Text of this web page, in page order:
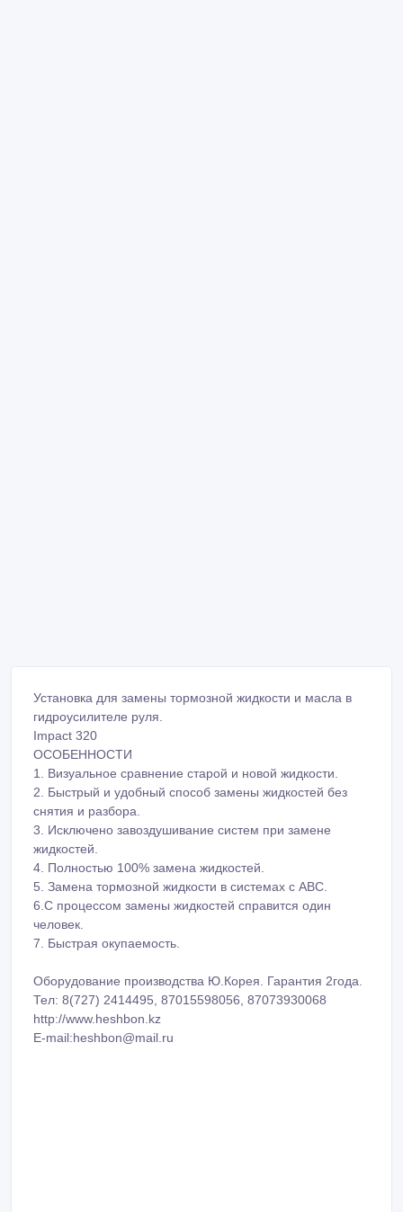
Установка для замены тормозной жидкости и масла в
гидроусилителе руля.
Impact 320
ОСОБЕННОСТИ
1. Визуальное сравнение старой и новой жидкости.
2. Быстрый и удобный способ замены жидкостей без
снятия и разбора.
3. Исключено завоздушивание систем при замене
жидкостей.
4. Полностью 100% замена жидкостей.
5. Замена тормозной жидкости в системах с АВС.
6.С процессом замены жидкостей справится один
человек.
7. Быстрая окупаемость.
Оборудование производства Ю.Корея. Гарантия 2года.
Тел: 8(727) 2414495, 87015598056, 87073930068
http://www.heshbon.kz
E-mail:heshbon@mail.ru